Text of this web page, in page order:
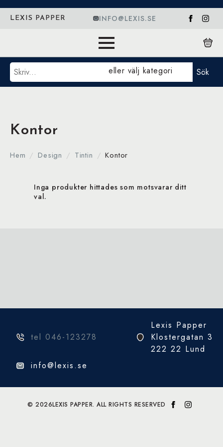
LEXIS PAPPER INFO@LEXIS.SE
Sök eller välj kategori Sök
Kontor
Hem Design Tintin Kontor
Inga produkter hittades som motsvarar ditt
val.
tel 046-123278
Lexis Papper
Klostergatan 3
222 22 Lund
info@lexis.se
© 2026LEXIS PAPPER. ALL RIGHTS RESERVED